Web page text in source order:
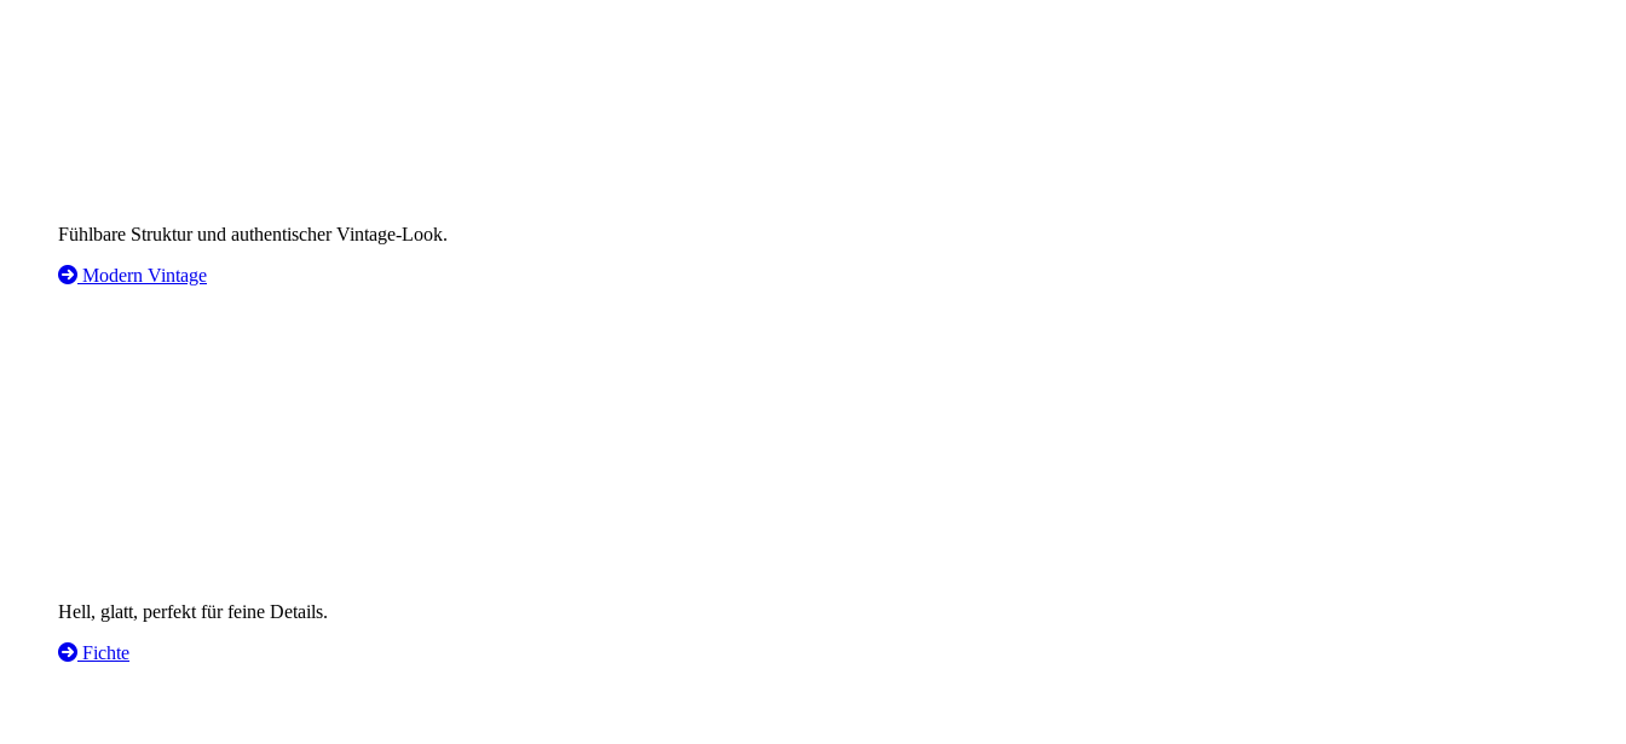
Fühlbare Struktur und authentischer Vintage-Look.
Modern Vintage
Hell, glatt, perfekt für feine Details.
Fichte